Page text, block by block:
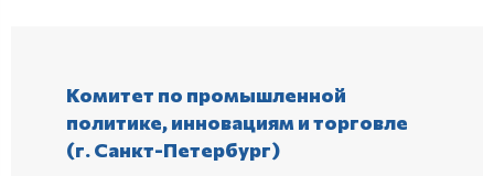
Комитет по промышленной
политике, инновациям и торговле
(г. Санкт-Петербург)